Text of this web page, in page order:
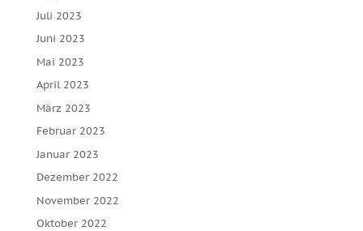
Juli 2023
Juni 2023
Mai 2023
April 2023
März 2023
Februar 2023
Januar 2023
Dezember 2022
November 2022
Oktober 2022